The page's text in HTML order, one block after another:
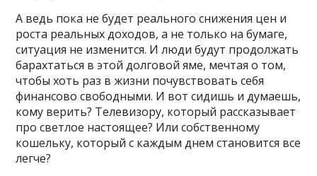
А ведь пока не будет реального снижения цен и
роста реальных доходов, а не только на бумаге,
ситуация не изменится. И люди будут продолжать
барахтаться в этой долговой яме, мечтая о том,
чтобы хоть раз в жизни почувствовать себя
финансово свободными. И вот сидишь и думаешь,
кому верить? Телевизору, который рассказывает
про светлое настоящее? Или собственному
кошельку, который с каждым днем становится все
легче?